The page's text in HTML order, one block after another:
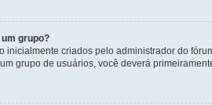
grupo?
inicialmente criados pelo administrador do
grupo de usuários, você deverá